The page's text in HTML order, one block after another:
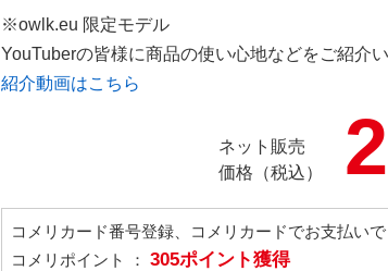
※owlk.eu 限定モデル
YouTuberの皆様に商品の使い心地などをご紹介
紹介動画はこちら
ネット販売
価格（税込）
コメリカード番号登録、コメリカードでお支払いで
コメリポイント ： 305ポイント獲得